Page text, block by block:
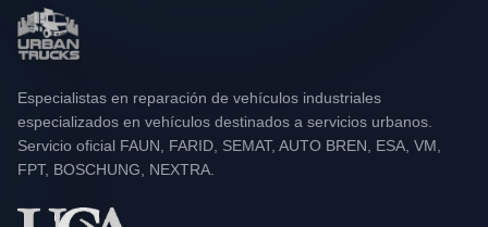
Especialistas en reparación de vehículos industriales
especializados en vehículos destinados a servicios urbanos.
Servicio oficial FAUN, FARID, SEMAT, AUTO BREN, ESA, VM,
FPT, BOSCHUNG, NEXTRA.